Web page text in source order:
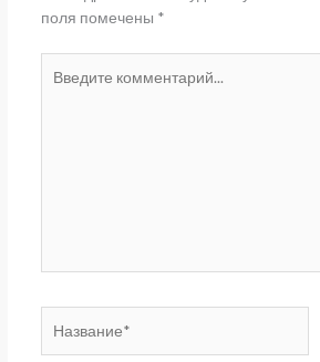
поля помечены *
комментарий...